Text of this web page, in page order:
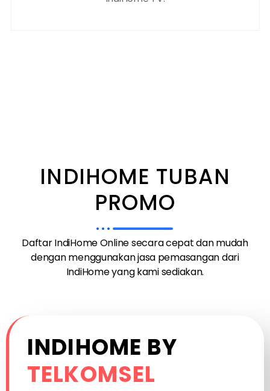
INDIHOME TUBAN
PROMO
Daftar IndiHome Online secara cepat dan mudah
dengan menggunakan jasa pemasangan dari
IndiHome yang kami sediakan.
INDIHOME BY
TELKOMSEL